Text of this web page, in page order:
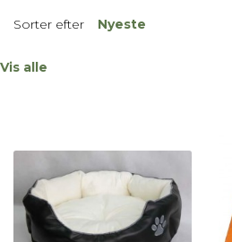
Sorter efter
Vis alle